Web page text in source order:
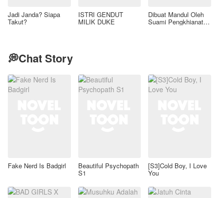
Jadi Janda? Siapa
Takut?
ISTRI GENDUT
MILIK DUKE
Dibuat Mandul Oleh
Suami Pengkhianat,
💭Chat Story
Fake Nerd Is Badgirl Beautiful Psychopath
S1
[S3]Cold Boy, I Love
You